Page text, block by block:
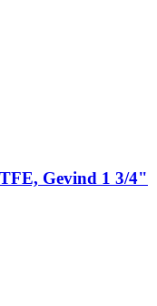
Gevind 1 3/4"